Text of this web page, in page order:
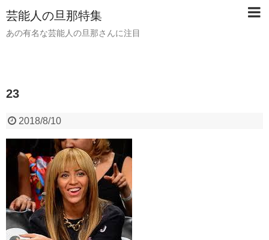
芸能人の旦那特集
あの有名な芸能人の旦那さんに注目
23
2018/8/10